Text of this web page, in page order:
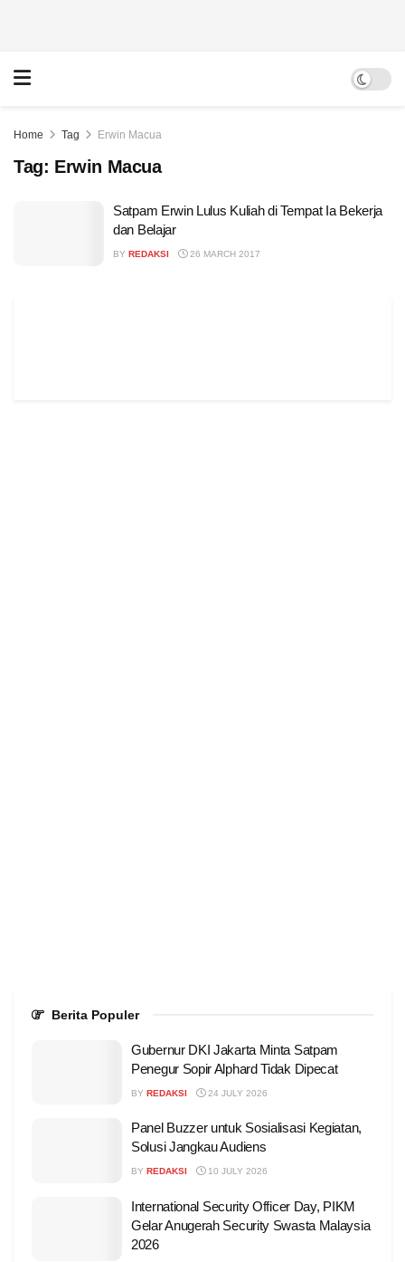
Home Tag Erwin Macua
Tag: Erwin Macua
Satpam Erwin Lulus Kuliah di Tempat Ia Bekerja
dan Belajar
BY REDAKSI 26 MARCH 2017
Berita Populer
Gubernur DKI Jakarta Minta Satpam
Penegur Sopir Alphard Tidak Dipecat
BY REDAKSI 24 JULY 2026
Panel Buzzer untuk Sosialisasi Kegiatan,
Solusi Jangkau Audiens
BY REDAKSI 10 JULY 2026
International Security Officer Day, PIKM
Gelar Anugerah Security Swasta Malaysia
2026